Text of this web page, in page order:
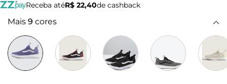
Receba atéR$ 22,40de cashback
Mais 9 cores